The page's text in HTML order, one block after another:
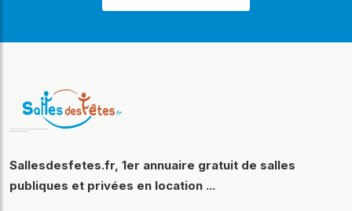
Sallesdesfetes.fr, 1er annuaire gratuit de salles
publiques et privées en location ...